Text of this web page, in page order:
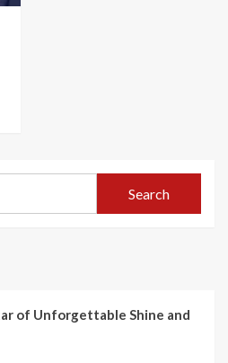
Search
of Unforgettable Shine and